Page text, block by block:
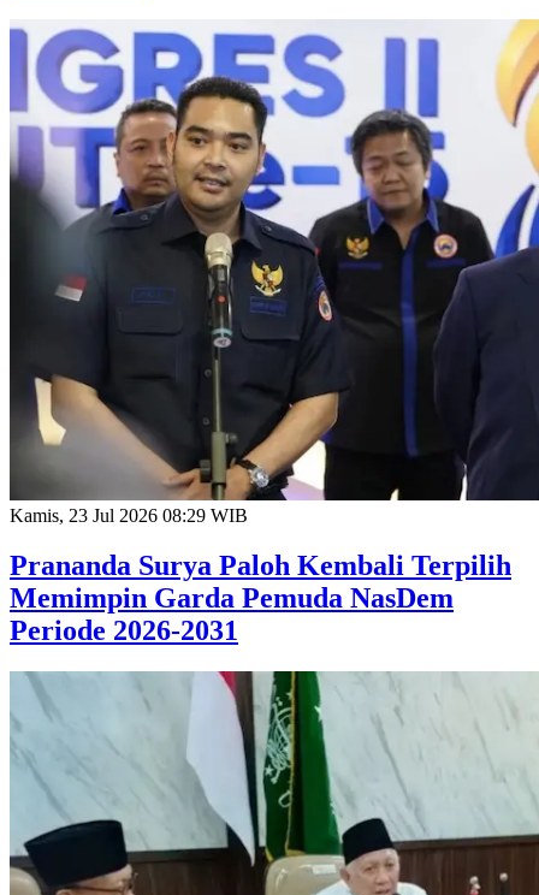
Kamis, 23 Jul 2026 08:29 WIB
Prananda Surya Paloh Kembali Terpilih
Memimpin Garda Pemuda NasDem
Periode 2026-2031